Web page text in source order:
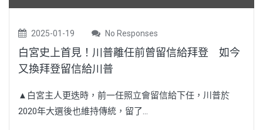
2025-01-19 No Responses
白宮史上首見！川普離任前曾留信給拜登 如今
又換拜登留信給川普
▲白宮主人更迭時，前一任照立會留信給下任，川普於
2020年大選後也維持傳統，留了...